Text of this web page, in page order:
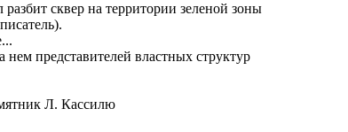
сквер на территории зеленой зоны
представителей властных структур
Л. Кассилю